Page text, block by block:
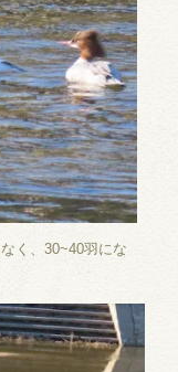
く、30~40羽にな